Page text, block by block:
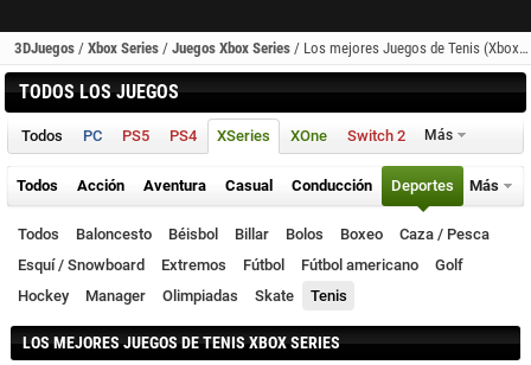
3DJuegos / Xbox Series / Juegos Xbox Series / Los mejores Juegos de Tenis (Xbox Series)
TODOS LOS JUEGOS
Todos PC PS5 PS4 XSeries XOne Switch 2 Más
Todos Acción Aventura Casual Conducción Deportes Más
Todos Baloncesto Béisbol Billar Bolos Boxeo
Caza / Pesca
Esquí / Snowboard
Extremos Fútbol Fútbol americano
Golf
Hockey
Manager Olimpiadas Skate Tenis
LOS MEJORES JUEGOS DE TENIS XBOX SERIES